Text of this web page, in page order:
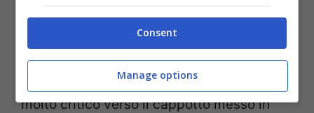
E nei commenti è già battaglia. Si, perché i
fan si stanno divertendo a fare la classifica
degli outfit con la quale la showgirl si è
Francia. Un utente in particolare,
molto critico verso il cappotto messo in
Consent
Manage options